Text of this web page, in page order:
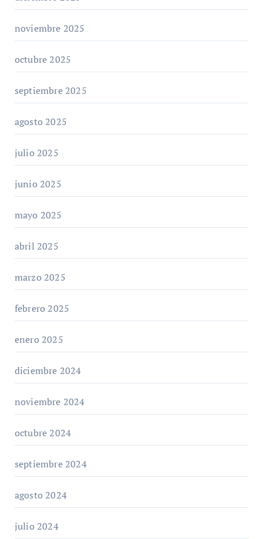
noviembre 2025
octubre 2025
septiembre 2025
agosto 2025
julio 2025
junio 2025
mayo 2025
abril 2025
marzo 2025
febrero 2025
enero 2025
diciembre 2024
noviembre 2024
octubre 2024
septiembre 2024
agosto 2024
julio 2024